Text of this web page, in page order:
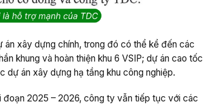
án xây dựng chính, trong đó có thể kể đến các
khung và hoàn thiện khu 6 VSIP; dự án cao tốc
dự án xây dựng hạ tầng khu công nghiệp.
đoạn 2025 – 2026, công ty vẫn tiếp tục với các